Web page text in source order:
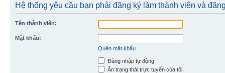
Hệ thống yêu cầu bạn phải đăng ký làm thành viên và
Tên thành viên:
Mật khẩu:
Quên mật khẩu
Đăng nhập tự động
Ẩn trạng thái trực tuyến của tôi